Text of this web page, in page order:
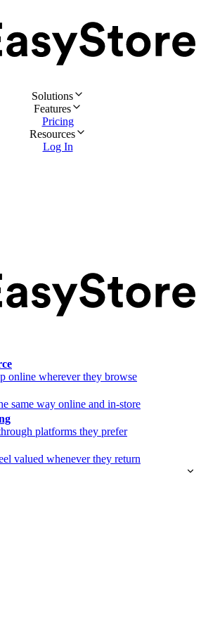
Solutions
Features
Pricing
Resources
Log In
online wherever they browse
same way online and in-store
platforms they prefer
valued whenever they return